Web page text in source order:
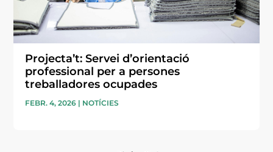
Projecta’t: Servei d’orientació
professional per a persones
treballadores ocupades
FEBR. 4, 2026 | NOTÍCIES